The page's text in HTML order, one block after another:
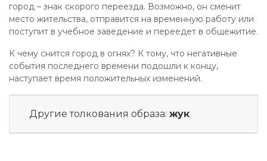
город – знак скорого переезда. Возможно, он сменит
место жительства, отправится на временную работу или
поступит в учебное заведение и переедет в общежитие.
К чему снится город в огнях? К тому, что негативные
события последнего времени подошли к концу,
наступает время положительных изменений.
Другие толкования образа: жук